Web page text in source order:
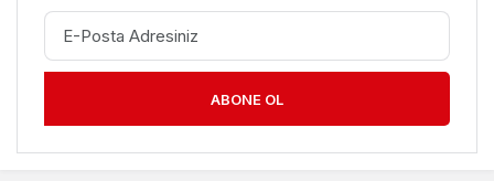
ABONE OL